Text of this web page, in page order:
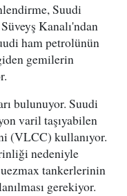
Suudi
Kanalı'ndan
ham petrolünün
gemilerin
bulunuyor. Suudi
varil taşıyabilen
(VLCC) kullanıyor.
nedeniyle
tankerlerinin
gerekiyor.